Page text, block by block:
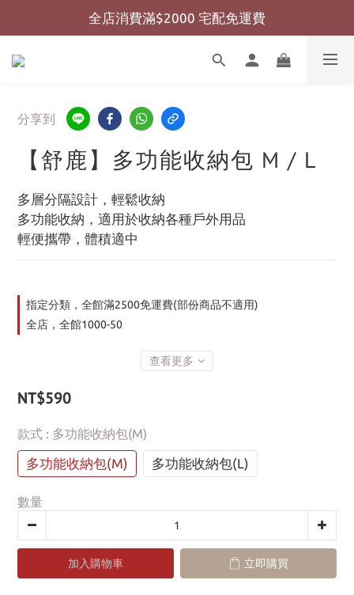
全店消費滿$999 超商免運費
全店消費滿$2000 宅配免運費
全店消費滿$999 超商免運費
分享到
【舒鹿】多功能收納包 M / L
多層分隔設計，輕鬆收納
多功能收納，適用於收納各種戶外用品
輕便攜帶，體積適中
指定分類，全館滿2500免運費(部份商品不適用)
全店，全館1000-50
查看更多
NT$590
款式 : 多功能收納包(M)
多功能收納包(M) 多功能收納包(L)
數量
加入購物車 立即購買